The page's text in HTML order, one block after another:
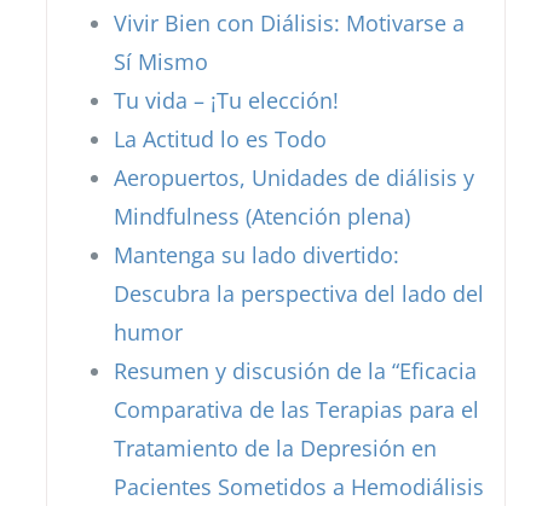
Vivir Bien con Diálisis: Motivarse a
Sí Mismo
Tu vida – ¡Tu elección!
La Actitud lo es Todo
Aeropuertos, Unidades de diálisis y
Mindfulness (Atención plena)
Mantenga su lado divertido:
Descubra la perspectiva del lado del
humor
Resumen y discusión de la “Eficacia
Comparativa de las Terapias para el
Tratamiento de la Depresión en
Pacientes Sometidos a Hemodiálisis